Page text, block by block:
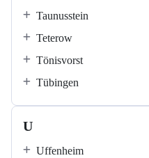
Taunusstein
Teterow
Tönisvorst
Tübingen
U
Uffenheim